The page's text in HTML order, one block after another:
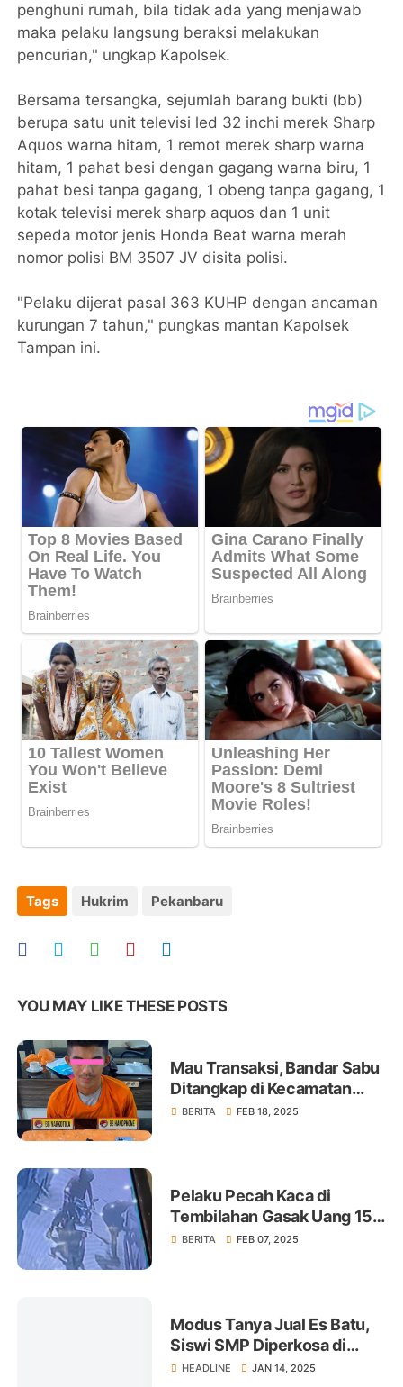
penghuni rumah, bila tidak ada yang menjawab
maka pelaku langsung beraksi melakukan
pencurian," ungkap Kapolsek.
Bersama tersangka, sejumlah barang bukti (bb)
berupa satu unit televisi led 32 inchi merek Sharp
Aquos warna hitam, 1 remot merek sharp warna
hitam, 1 pahat besi dengan gagang warna biru, 1
pahat besi tanpa gagang, 1 obeng tanpa gagang, 1
kotak televisi merek sharp aquos dan 1 unit
sepeda motor jenis Honda Beat warna merah
nomor polisi BM 3507 JV disita polisi.
"Pelaku dijerat pasal 363 KUHP dengan ancaman
kurungan 7 tahun," pungkas mantan Kapolsek
Tampan ini.
Tags Hukrim Pekanbaru
YOU MAY LIKE THESE POSTS
Mau Transaksi, Bandar Sabu
Ditangkap di Kecamatan
Tempuling
BERITA FEB 18, 2025
Pelaku Pecah Kaca di
Tembilahan Gasak Uang 150
Juta Rupiah
BERITA FEB 07, 2025
Modus Tanya Jual Es Batu,
Siswi SMP Diperkosa di
Kebun Sawit
HEADLINE JAN 14, 2025